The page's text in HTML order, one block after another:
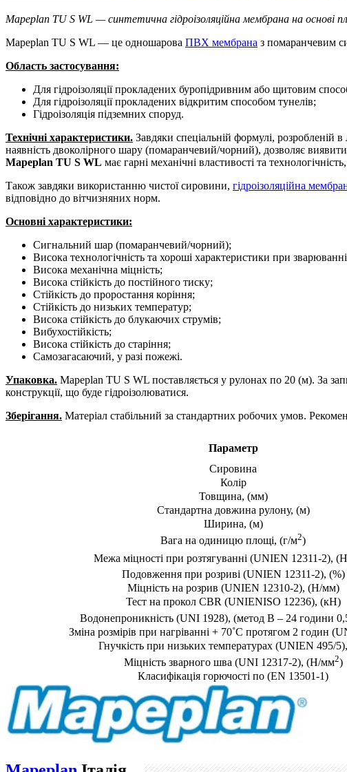
Mapeplan TU S WL — синтетична гідроізоляційна мембрана на основі
Mapeplan TU S WL — це одношарова ПВХ мембрана з помаранчевим
Область застосування:
Для гідроізоляції прокладених буропідривним або щитовим
Для гідроізоляції прокладених відкритим способом тунелів;
Гідроізоляція підземних споруд.
Технічні характеристики. Завдяки спеціальній формулі, розробленій
наявність двоколірного шару (помаранчевий/чорний), дозволяє
Mapeplan TU S WL має гарні механічні властивості та
Також завдяки використанню чистої сировини, гідроізоляційна
відповідно до вітчизняних норм.
Основні характеристики:
Сигнальний шар (помаранчевий/чорний);
Висока технологічність та хороші характеристики при
Висока механічна міцність;
Висока стійкість до постійного тиску;
Стійкість до проростання коріння;
Стійкість до низьких температур;
Висока стійкість до блукаючих струмів;
Вибухостійкість;
Висока стійкість до старіння;
Самозагасаючий, у разі пожежі.
Упаковка. Mapeplan TU S WL поставляється у рулонах по 20 (м). За
конструкції, що буде гідроізолюватися.
Зберігання. Матеріал стабільний за стандартних робочих умов.
Параметр
Сировина
Колір
Товщина, (мм)
Стандартна довжина рулону, (м)
Ширина, (м)
Вага на одиницю площі, (г/м2)
Межа міцності при розтягуванні (UNIEN 12311-2),
Подовження при розриві (UNIEN 12311-2), (%)
Міцність на розрив (UNIEN 12310-2), (Н/мм)
Тест на прокол CBR (UNIENISO 12236), (кН)
Водонепроникність (UNI 1928), (метод B – 24 години
Зміна розмірів при нагріванні + 70˚С протягом 2 годин (
Гнучкість при низьких температурах (UNIEN 495/
Міцність зварного шва (UNI12317-2), (Н/мм2)
Класифікація горючості по (EN 13501-1)